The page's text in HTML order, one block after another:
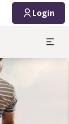
Login